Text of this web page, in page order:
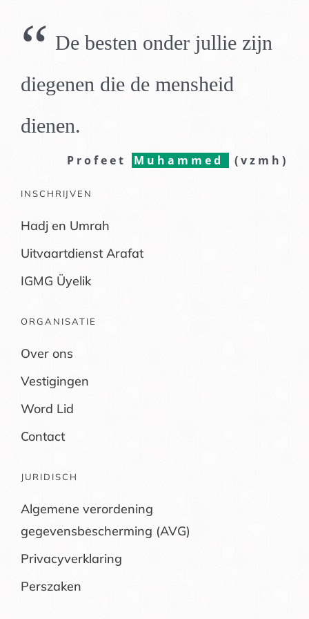
“ De besten onder jullie zijn
diegenen die de mensheid
dienen.
Profeet Muhammed (vzmh)
INSCHRIJVEN
Hadj en Umrah
Uitvaartdienst Arafat
IGMG Üyelik
ORGANISATIE
Over ons
Vestigingen
Word Lid
Contact
JURIDISCH
Algemene verordening
gegevensbescherming (AVG)
Privacyverklaring
Perszaken